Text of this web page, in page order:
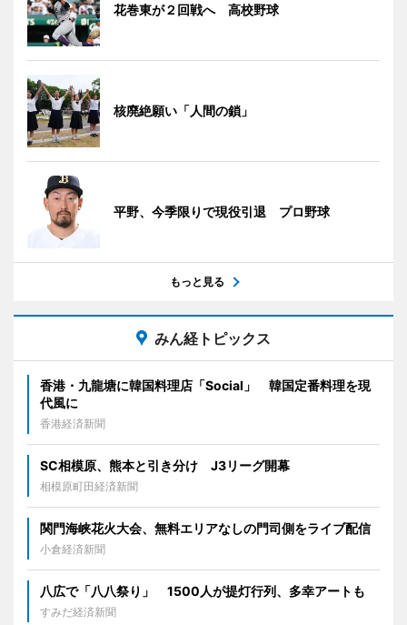
花巻東が２回戦へ 高校野球
核廃絶願い「人間の鎖」
平野、今季限りで現役引退 プロ野球
もっと見る
みん経トピックス
香港・九龍塘に韓国料理店「Social」 韓国定番料理を現
代風に
香港経済新聞
SC相模原、熊本と引き分け J3リーグ開幕
相模原町田経済新聞
関門海峡花火大会、無料エリアなしの門司側をライブ配信
小倉経済新聞
八広で「八八祭り」 1500人が提灯行列、多幸アートも
すみだ経済新聞